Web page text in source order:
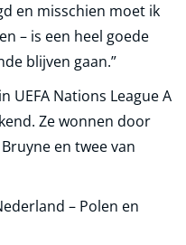
en misschien moet ik
– is een heel goede
blijven gaan.”
UEFA Nations League A
Ze wonnen door
en twee van
– Polen en